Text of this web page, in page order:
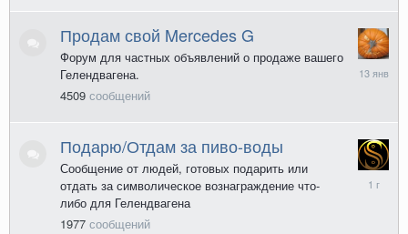
Продам свой Mercedes G
Форум для частных объявлений о продаже вашего
Гелендвагена.
4509 сообщений
13
января
Подарю/Отдам за пиво-воды
Сообщение от людей, готовых подарить или
отдать за символическое вознаграждение что-
либо для Гелендвагена
1977 сообщений
июля